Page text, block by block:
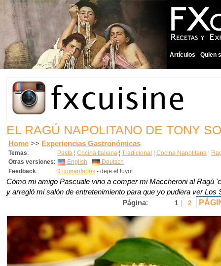
Artículos Quien
EL RAGÚ NAPOLITANO DE TONY
Home >> Experiencias Gastronómicas
Temas: Pasta ¦ Cocina Italiana ¦ Tradicional ¦ Cocina Napolitana ¦
Otras versiones: English
Deutsch
Feedback: 9 comentarios - deje el tuyo!
Cómo mi amigo Pascuale vino a comper mi Maccheroni al Ragù
y arregló mi salón de entretenimiento para que yo pudiera ver Los
Página: 1 2